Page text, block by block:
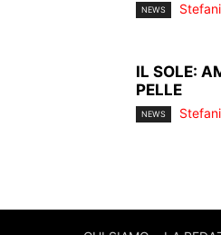
NEWS
IL SOLE:
PELLE
NEWS